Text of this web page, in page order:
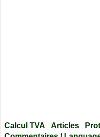
Calcul TVA Articles